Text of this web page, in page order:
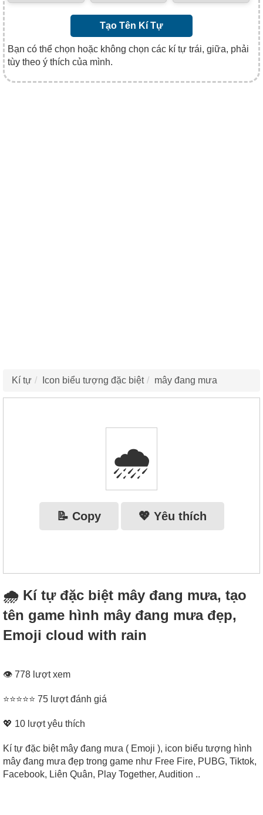
Tạo Tên Kí Tự
Bạn có thể chọn hoặc không chọn các kí tự trái, giữa, phải
tùy theo ý thích của mình.
Kí tự Icon biểu tượng đặc biệt mây đang mưa
🌧
📝 Copy 💖 Yêu thích
🌧 Kí tự đặc biệt mây đang mưa, tạo
tên game hình mây đang mưa đẹp,
Emoji cloud with rain
👁 778 lượt xem
⭐⭐⭐⭐⭐ 75 lượt đánh giá
💖 10 lượt yêu thích
Kí tự đặc biệt mây đang mưa ( Emoji ), icon biểu tượng hình
mây đang mưa đẹp trong game như Free Fire, PUBG, Tiktok,
Facebook, Liên Quân, Play Together, Audition ..